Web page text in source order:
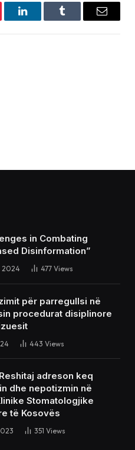
LinkedInTumblr Email
in Combating
Disinformation”
2024 477 Views
për parregullsi në
procedurat disiplinore
443 Views
adreson keq
dhe nepotizmin në
Stomatologjike
të Kosovës
351 Views